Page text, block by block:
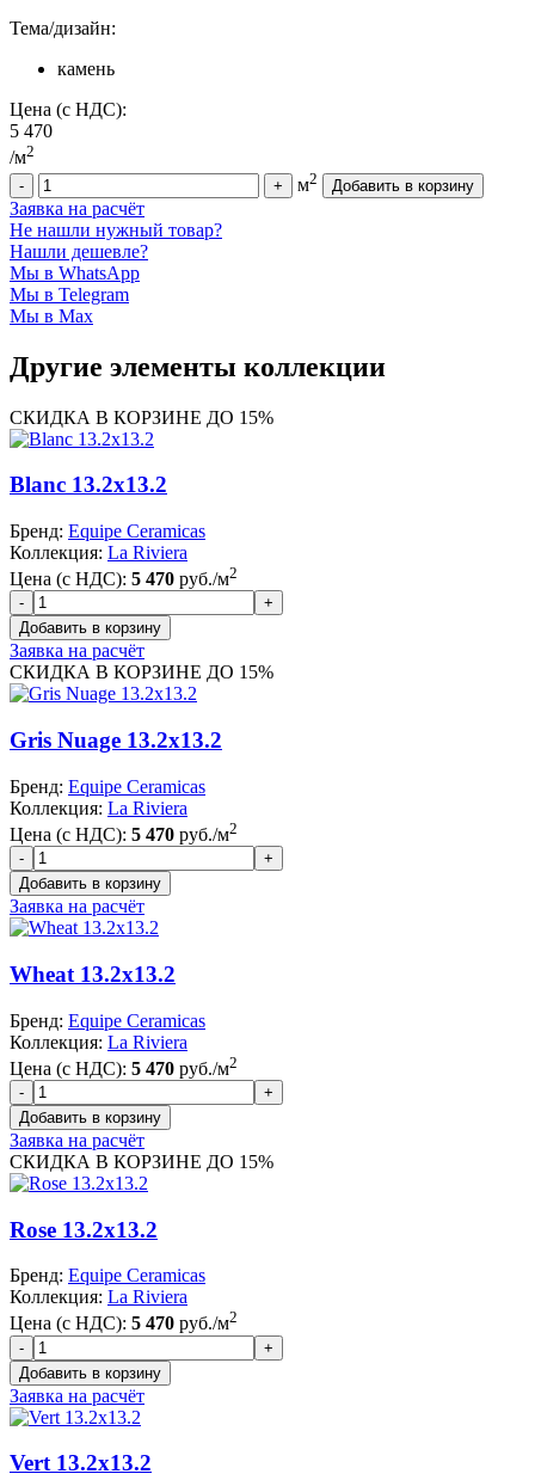
Тема/дизайн:
камень
Цена (с НДС):
5 470
/м2
м2
Заявка на расчёт
Не нашли нужный товар?
Нашли дешевле?
Мы в WhatsApp
Мы в Telegram
Мы в Max
Другие элементы коллекции
СКИДКА В КОРЗИНЕ ДО 15%
Blanc 13.2x13.2
Бренд: Equipe Ceramicas
Коллекция: La Riviera
Цена (с НДС): 5 470 руб./м2
Заявка на расчёт
СКИДКА В КОРЗИНЕ ДО 15%
Gris Nuage 13.2x13.2
Бренд: Equipe Ceramicas
Коллекция: La Riviera
Цена (с НДС): 5 470 руб./м2
Заявка на расчёт
Wheat 13.2x13.2
Бренд: Equipe Ceramicas
Коллекция: La Riviera
Цена (с НДС): 5 470 руб./м2
Заявка на расчёт
СКИДКА В КОРЗИНЕ ДО 15%
Rose 13.2x13.2
Бренд: Equipe Ceramicas
Коллекция: La Riviera
Цена (с НДС): 5 470 руб./м2
Заявка на расчёт
Vert 13.2x13.2